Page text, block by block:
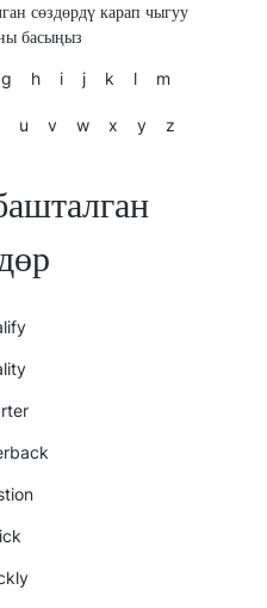
сөздөрдү карап чыгуу
басыңыз
g h i j k l m
u v w x y z